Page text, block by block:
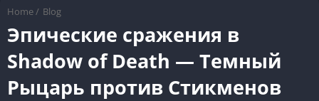
Home / Blog
Эпические сражения в
Shadow of Death — Темный
Рыцарь против Стикменов